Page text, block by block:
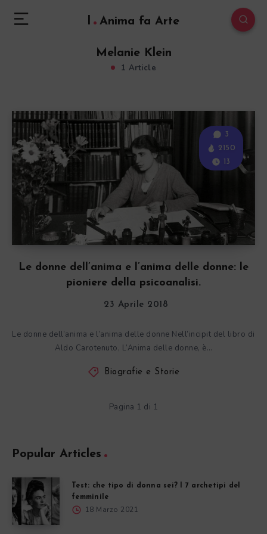
l Anima fa Arte
Melanie Klein
1 Article
Le donne dell’anima e l’anima delle donne: le
pioniere della psicoanalisi.
3
2150
13
23 Aprile 2018
Le donne dell’anima e l’anima delle donne Nell’incipit del libro di
Aldo Carotenuto, L’Anima delle donne, è…
Biografie e Storie
Pagina 1 di 1
Popular Articles
Test: che tipo di donna sei? I 7 archetipi del
femminile
18 Marzo 2021